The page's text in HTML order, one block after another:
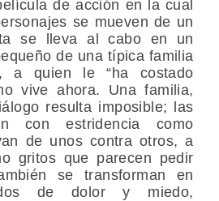
de acción en la cual
se mueven de un
se lleva al cabo en un
de una típica familia
a quien le “ha costado
vive ahora. Una familia,
resulta imposible; las
con estridencia como
de unos contra otros, a
gritos que parecen pedir
se transforman en
de dolor y miedo,